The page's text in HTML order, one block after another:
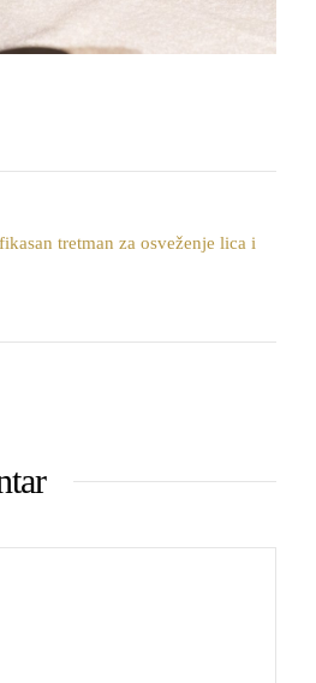
tretman za osveženje lica i